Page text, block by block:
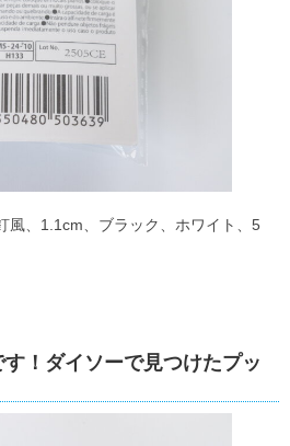
風、1.1cm、ブラック、ホワイト、5
！ダイソーで見つけたプッ